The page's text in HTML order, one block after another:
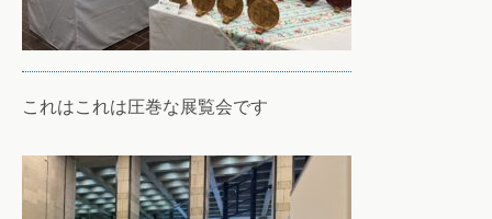
これはこれは圧巻な展覧会です